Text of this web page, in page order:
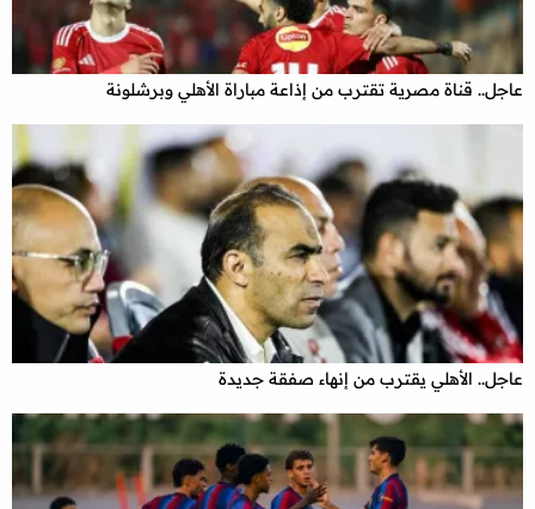
عاجل.. قناة مصرية تقترب من إذاعة مباراة الأهلي وبرشلونة
عاجل.. الأهلي يقترب من إنهاء صفقة جديدة